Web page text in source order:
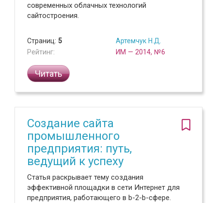
современных облачных технологий
сайтостроения.
Страниц: 5
Рейтинг:
Артемчук Н.Д.
ИМ — 2014, №6
Читать
Создание сайта
промышленного
предприятия: путь,
ведущий к успеху
Статья раскрывает тему создания
эффективной площадки в сети Интернет для
предприятия, работающего в b-2-b-сфере.